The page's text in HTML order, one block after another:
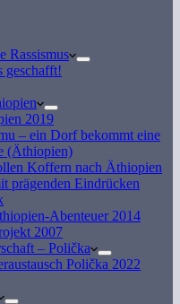
Rassismus
geschafft!
2019
– ein Dorf bekommt eine
(Äthiopien)
Koffern nach Äthiopien
prägenden Eindrücken
Abenteuer 2014
2007
– Polička
Polička 2022